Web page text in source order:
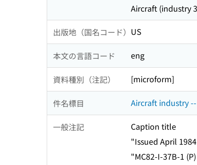
Aircraft (industry
出版地（国名コード） US
本文の言語コード eng
資料種別（注記） [microform]
件名標目 Aircraft industry
一般注記
Caption title
"Issued April
"MC82-I-37B-1